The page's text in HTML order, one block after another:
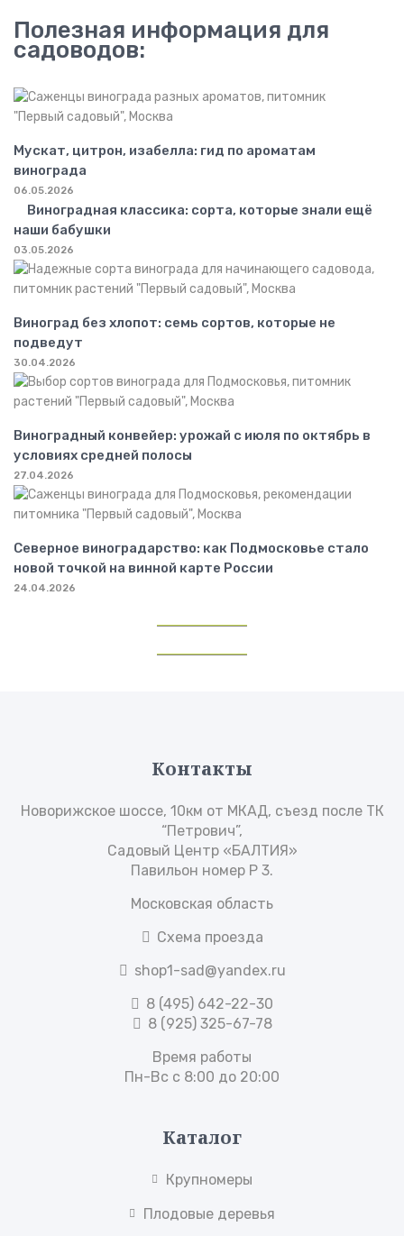
Полезная информация для
садоводов:
Мускат, цитрон, изабелла: гид по ароматам
винограда
06.05.2026
Виноградная классика: сорта, которые знали ещё
наши бабушки
03.05.2026
Виноград без хлопот: семь сортов, которые не
подведут
30.04.2026
Виноградный конвейер: урожай с июля по октябрь в
условиях средней полосы
27.04.2026
Северное виноградарство: как Подмосковье стало
новой точкой на винной карте России
24.04.2026
Контакты
Новорижское шоссе, 10км от МКАД, съезд после ТК
“Петрович”,
Садовый Центр «БАЛТИЯ»
Павильон номер Р 3.
Московская область
Схема проезда
shop1-sad@yandex.ru
8 (495) 642-22-30
8 (925) 325-67-78
Время работы
Пн-Вс с 8:00 до 20:00
Каталог
Крупномеры
Плодовые деревья